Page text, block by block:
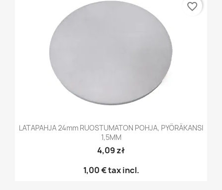
LATAPAHJA 24mm RUOSTUMATON POHJA, PYÖRÄKANSI
1,5MM
4,09 zł
1,00 €tax incl.
favorite_border